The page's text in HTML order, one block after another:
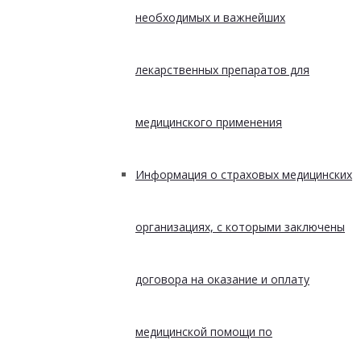
необходимых и важнейших
лекарственных препаратов для
медицинского применения
Информация о страховых медицинских
организациях, с которыми заключены
договора на оказание и оплату
медицинской помощи по